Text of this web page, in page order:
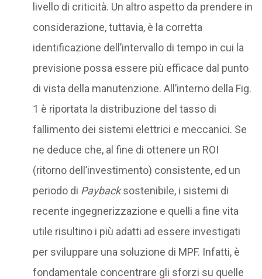
livello di criticità. Un altro aspetto da prendere in
considerazione, tuttavia, è la corretta
identificazione dell’intervallo di tempo in cui la
previsione possa essere più efficace dal punto
di vista della manutenzione. All’interno della Fig.
1 è riportata la distribuzione del tasso di
fallimento dei sistemi elettrici e meccanici. Se
ne deduce che, al fine di ottenere un ROI
(ritorno dell’investimento) consistente, ed un
periodo di Paybacksostenibile, i sistemi di
recente ingegnerizzazione e quelli a fine vita
utile risultino i più adatti ad essere investigati
per sviluppare una soluzione di MPF. Infatti, è
fondamentale concentrare gli sforzi su quelle